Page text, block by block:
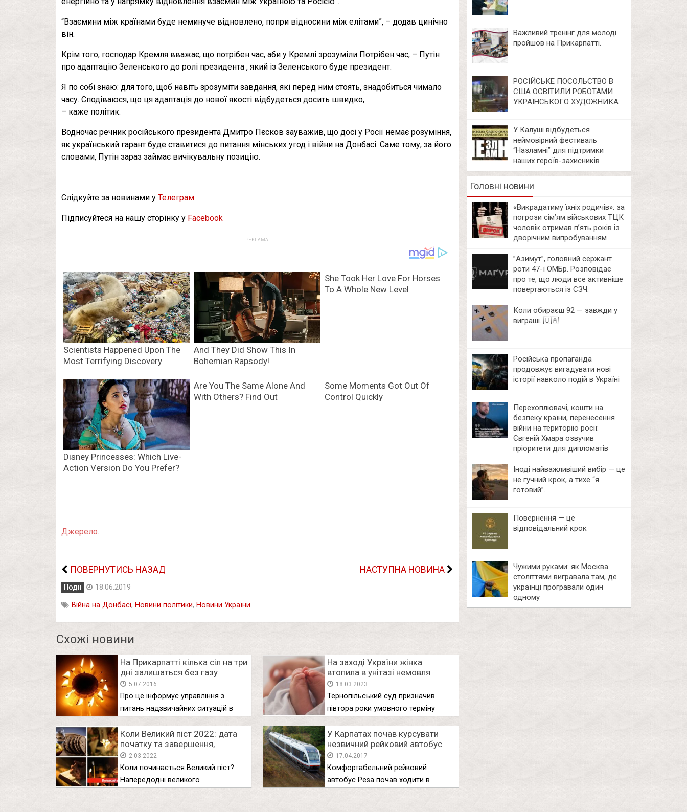
“Взаємини між країнами буде неминуче відновлено, попри відносини між елітами”, – додав цинічно
він.
Крім того, господар Кремля вважає, що потрібен час, аби у Кремлі зрозуміли Потрібен час, – Путін
про адаптацію Зеленського до ролі президента , який із Зеленського буде президент.
Я по собі знаю: для того, щоб навіть зрозуміти завдання, які перед ним стоять, знадобиться чимало
часу. Сподіваюся, що ця адаптація до нової якості відбудеться досить швидко,
– каже політик.
Водночас речник російського президента Дмитро Пєсков зауважив, що досі у Росії немає розуміння,
як український гарант буде ставитися до питання мінських угод і війни на Донбасі. Саме тому, за його
словами, Путін зараз займає вичікувальну позицію.
Слідкуйте за новинами у Телеграм
Підписуйтеся на нашу сторінку у Facebook
РЕКЛАМА:
Джерело.
ПОВЕРНУТИСЬ НАЗАД НАСТУПНА НОВИНА
Події 18.06.2019
Війна на Донбасі, Новини політики, Новини України
Схожі новини
На Прикарпатті кілька сіл на три
дні залишаться без газу
5.07.2016
Про це інформує управління з
питань надзвичайних ситуацій в
На заході України жінка
втoпилa в унітазі немовля
18.03.2023
Тернопільський суд призначив
півтора роки умовного терміну
Коли Великий піст 2022: дата
початку та завершення,
правила посту
2.03.2022
Коли починається Великий піст?
Напередодні великого
У Карпатах почав курсувати
незвичний рейковий автобус
17.04.2017
Комфортабельний рейковий
автобус Pesa почав ходити в
Важливий тренінг для молоді
пройшов на Прикарпатті.
РОСІЙСЬКЕ ПОСОЛЬСТВО В
США ОСВІТИЛИ РОБОТАМИ
УКРАЇНСЬКОГО ХУДОЖНИКА
У Калуші відбудеться
неймовірний фестиваль
“Назламні” для підтримки
наших героїв-захисників
Головні новини
«Викрадатиму їхніх родичів»: за
погрози сім’ям військових ТЦК
чоловік отримав п’ять років із
дворічним випробуванням
⁨”Азимут”, головний сержант
роти 47-ї ОМБр. Розповідає
про те, що люди все активніше
повертаються із СЗЧ.
Коли обираєш 92 — завжди у
виграші. 🇺🇦
Російська пропаганда
продовжує вигадувати нові
історії навколо подій в Україні
Перехоплювачі, кошти на
безпеку країни, перенесення
війни на територію росії:
Євгеній Хмара озвучив
пріоритети для дипломатів
Іноді найважливіший вибір — це
не гучний крок, а тихе “я
готовий”.
Повернення — це
відповідальний крок
Чужими руками: як Москва
століттями вигравала там, де
українці програвали один
одному